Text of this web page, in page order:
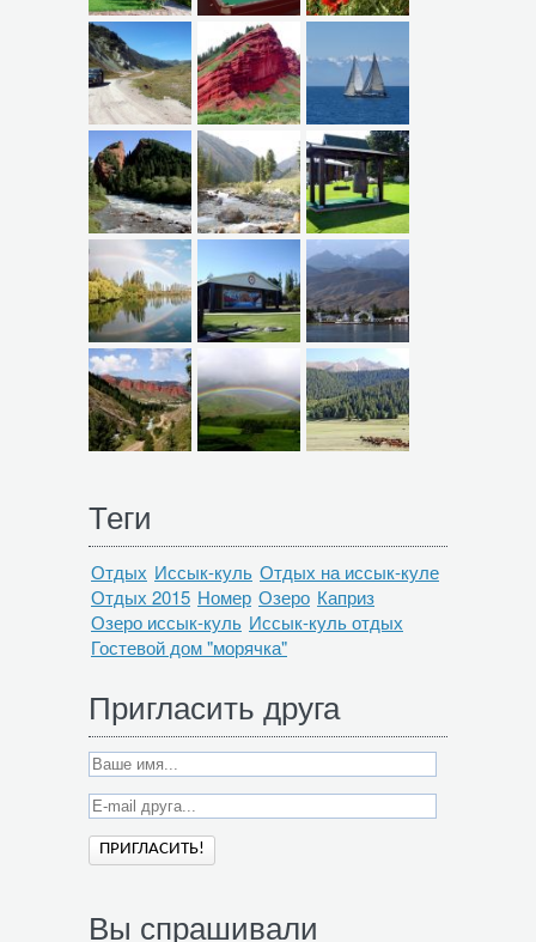
Теги
Отдых Иссык-куль Отдых на иссык-куле
Отдых 2015 Номер Озеро Каприз
Озеро иссык-куль Иссык-куль отдых
Гостевой дом "морячка"
Пригласить друга
Вы спрашивали